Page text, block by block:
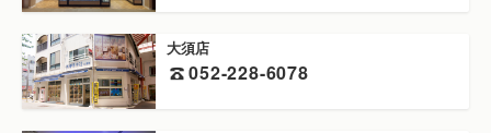
大須店
052-228-6078